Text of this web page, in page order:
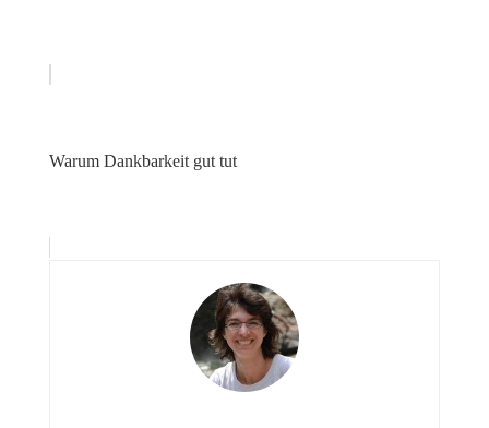
Warum Dankbarkeit gut tut